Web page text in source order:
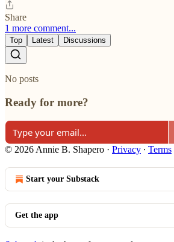
Share
1 more comment...
Top Latest Discussions
No posts
Ready for more?
© 2026 Annie B. Shapero · Privacy ∙ Terms
Start your Substack
Get the app